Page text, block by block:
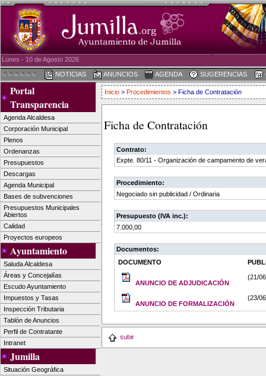
Lunes - 10 de Agosto 2026
NOTICIAS ANUNCIOS AGENDA SUGERENCIAS
Portal
Transparencia
Agenda Alcaldesa
Corporación Municipal
Plenos
Ordenanzas
Presupuestos
Descargas
Agenda Municipal
Bases de subvenciones
Presupuestos Municipales
Abiertos
Calidad
Proyectos europeos
Ayuntamiento
Saluda Alcaldesa
Áreas y Concejalías
Escudo Ayuntamiento
Impuestos y Tasas
Inspección Tributaria
Tablón de Anuncios
Perfil de Contratante
Intranet
Jumilla
Situación Geográfica
Inicio > Procedimientos > Ficha de Contratación
Ficha de Contratación
Contrato:
Expte. 80/11 - Organización de campamento de
Procedimiento:
Negociado sin publicidad / Ordinaria
Presupuesto (IVA inc.):
7.000,00
Documentos:
DOCUMENTO
ANUNCIO DE ADJUDICACIÓN
(21/
ANUNCIO DE FORMALIZACIÓN
(23/
subir